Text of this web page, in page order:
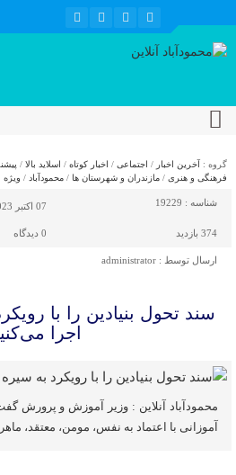
گروه : آخرین اخبار / اجتماعی / اخبار کوتاه / اسلاید بالا /
فرهنگی و هنری / مازندران و شهرستان ها / محمودآباد / ویژه
شناسه : 19229 07 اکتبر 2023 - 1:04
374 بازدید 0 دیدگاه
ارسال توسط : administrator
سند تحول بنیادین را با
اجرا
محمودآباد آنلاین : وزیر آموزش و پرورش
آموزانی با اعتماد به نفس، مومن، معتقد،